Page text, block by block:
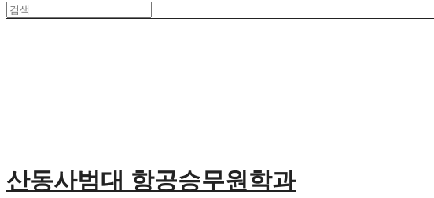
산동사범대 항공승무원학과